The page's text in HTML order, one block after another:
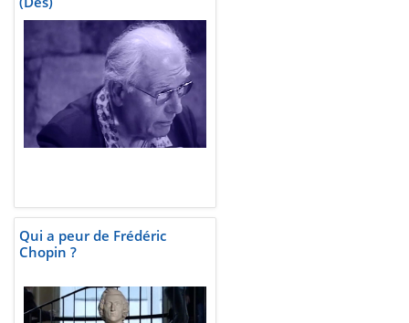
Qui a peur de Frédéric
Chopin ?